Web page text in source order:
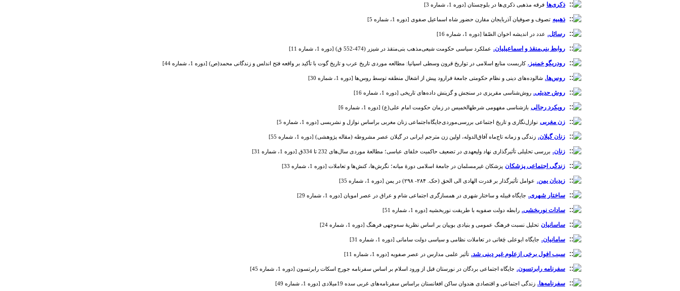
ذکری‌ها فرقه مذهبی ذکری‌ها در بلوچستان [دوره 1، شماره 3]
ذهبیه تصوف و صوفیان آذربایجان مقارن حضور شاه اسماعیل صفوی [دوره 1، شماره 5]
رسائل. عدد در اندیشه اخوان الصّفا [دوره 1، شماره 16]
روابط بنی‌منقذ و اسماعیلیان. عملکرد سیاسی حکومت شیعی‌مذهب بنی‌منقذ در شیزر (474-552 ق) [دوره 1، شماره 11]
رودریگو خمنیز. کاربست منابع اسلامی در تواریخ قرون وسطی اسپانیا: مطالعه موردی تاریخ عرب و تاریخ گوت با تأکید بر واقعه فتح اندلس و زندگانی محمد(ص) [دوره 1، شماره 44]
روس‌ها. شالوده‌های دینی و نظام حکومتی جامعۀ فرارود پیش از اشغال منطقه توسط روس‌ها [دوره 1، شماره 30]
روش حدیثی. روش‌شناسی مقریزی در سنجش و گزینش داده‌های تاریخی [دوره 1، شماره 16]
رویکرد رجالی بازشناسی مفهومی شرطهالخمیس در زمان حکومت امام علی(ع) [دوره 1، شماره 6]
زن مغربی نوازل‌نگاری و تاریخ اجتماعی بررسی‌موردی‌جایگاه‌اجتماعی زنان مغربی براساس نوازل و نشریسی [دوره 1، شماره 5]
زنان گیلان. زندگی و زمانه تاج‌ماه آفاق‌الدوله، اولین زن مترجم ایرانی در گیلان عصر مشروطه (مقاله پژوهشی) [دوره 1، شماره 55]
زنان. بررسی تحلیلی تأثیرگذاری نهاد ولیعهدی در تضعیف حاکمیت خلفای عباسی؛ مطالعۀ موردی سال‌های 232 تا 334ق [دوره 1، شماره 31]
زندگی اجتماعی پزشکان پزشکان غیرمسلمان در جامعۀ اسلامی دورۀ میانه؛ نگرش‌ها، کنش‌ها و تعاملات [دوره 1، شماره 33]
زیدیان یمن. عوامل تأثیرگذار بر قدرت الهادی الی الحق (حک. ۲۸۴- ۲۹۸) در یمن [دوره 1، شماره 35]
ساختار شهری. جایگاه قبیله و ساختار شهری در همسازگری اجتماعی شام و عراق در عصر امویان [دوره 1، شماره 29]
سادات نوربخشی. رابطه دولت صفویه با طریقت نوربخشیه [دوره 1، شماره 51]
ساسانیان تحلیل نسبت فرهنگ عمومی و بنیادی بوییان بر اساس نظریۀ سه‌وجهی فرهنگ [دوره 1، شماره 24]
سامانیان. جایگاه ابوعلی چَغانی در تعاملات نظامی و سیاسی دولت سامانی [دوره 1، شماره 31]
سبب افول برخی ازعلوم غیر دینی شد. تأثیر علمی مدارس در عصر صفویه [دوره 1، شماره 11]
سفرنامه رابرتسون. جایگاه اجتماعی بردگان در نورستان قبل از ورود اسلام بر اساس سفرنامه جورج اسکات رابرتسون [دوره 1، شماره 45]
سفرنامه‌ها. زندگی اجتماعی و اقتصادی هندوان ساکن افغانستان براساس سفرنامه‌های غربی سده 19میلادی [دوره 1، شماره 49]